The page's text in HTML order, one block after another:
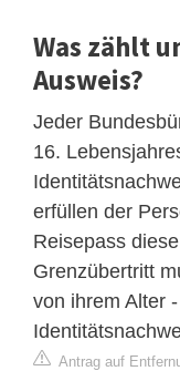
Was zählt
Ausweis?
Jeder
16.
erfüllen der
Reisepass
Grenzübertritt
von ihrem Alter
Antrag auf